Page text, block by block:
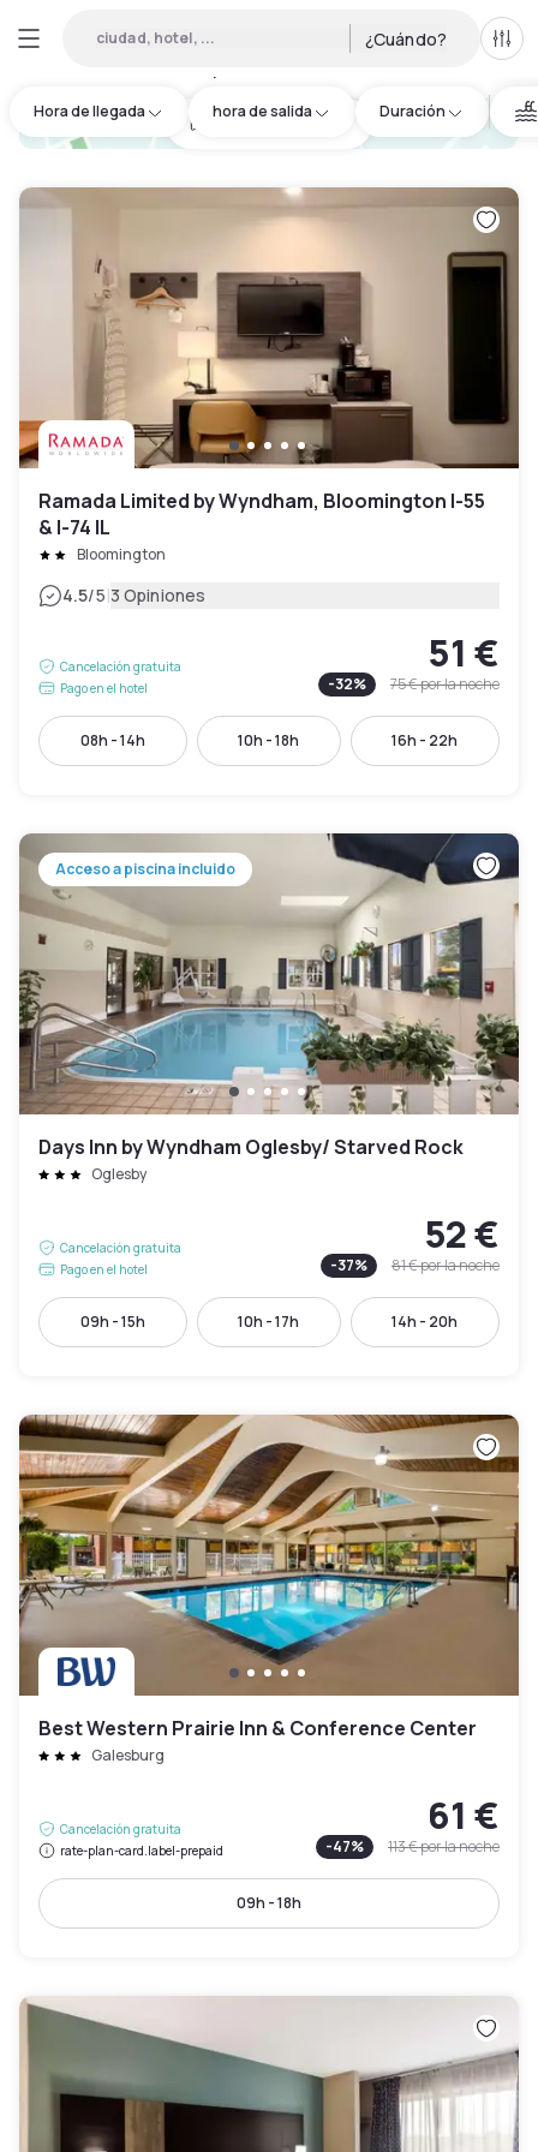
ciudad, hotel, ... ¿Cuándo?
Hora de llegada hora de salida Duración
hotel.cta.view_map
Ramada Limited by Wyndham, Bloomington I-55
& I-74 IL
Bloomington
4.5/5|3 Opiniones
Cancelación gratuita
Pago en el hotel
51 €
-32% 75 €por la noche
08h - 14h 10h - 18h 16h - 22h
Acceso a piscina incluido
Days Inn by Wyndham Oglesby/ Starved Rock
Oglesby
Cancelación gratuita
Pago en el hotel
52 €
-37% 81 €por la noche
09h - 15h 10h - 17h 14h - 20h
Best Western Prairie Inn & Conference Center
Galesburg
Cancelación gratuita
rate-plan-card.label-prepaid
61 €
-47% 113 €por la noche
09h - 18h